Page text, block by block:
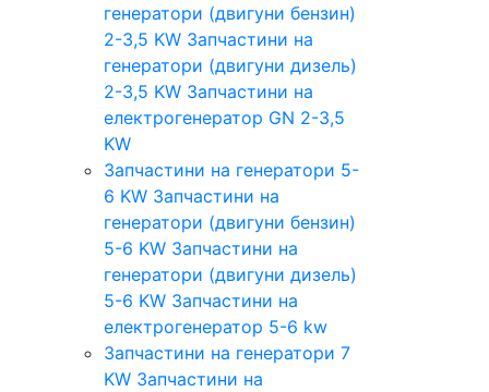
генератори (двигуни бензин)
2-3,5 KW Запчастини на
генератори (двигуни дизель)
2-3,5 KW Запчастини на
електрогенератор GN 2-3,5
KW
Запчастини на генератори 5-
6 KW Запчастини на
генератори (двигуни бензин)
5-6 KW Запчастини на
генератори (двигуни дизель)
5-6 KW Запчастини на
електрогенератор 5-6 kw
Запчастини на генератори 7
KW Запчастини на